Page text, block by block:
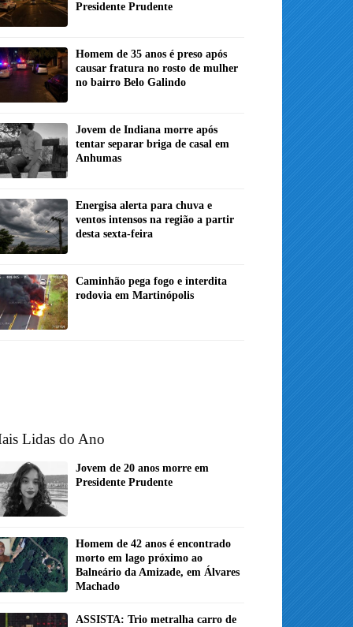
Presidente Prudente
Homem de 35 anos é preso após
causar fratura no rosto de mulher
no bairro Belo Galindo
Jovem de Indiana morre após
tentar separar briga de casal em
Anhumas
Energisa alerta para chuva e
ventos intensos na região a partir
desta sexta-feira
Caminhão pega fogo e interdita
rodovia em Martinópolis
Lidas do Ano
Jovem de 20 anos morre em
Presidente Prudente
Homem de 42 anos é encontrado
morto em lago próximo ao
Balneário da Amizade, em Álvares
Machado
ASSISTA: Trio metralha carro de